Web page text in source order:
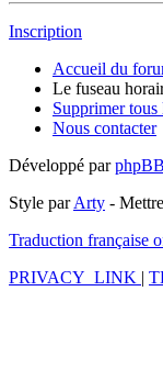
Inscription
Accueil du
Le fuseau
Supprimer
Nous contacter
Développé parphpBB
Style parArty -
Traduction française
PRIVACY_LINK |